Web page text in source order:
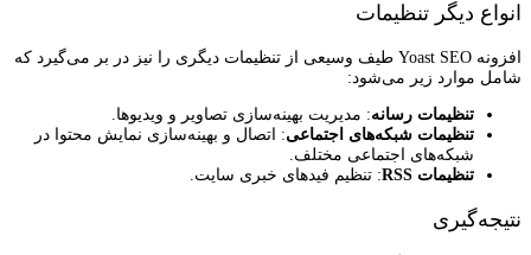
انواع دیگر تنظیمات
افزونه Yoast SEO طیف وسیعی از تنظیمات دیگری را نیز در بر می‌گیرد که
شامل موارد زیر می‌شود:
تنظیمات رسانه: مدیریت بهینه‌سازی تصاویر و ویدیوها.
تنظیمات شبکه‌های اجتماعی: اتصال و بهینه‌سازی نمایش محتوا در
شبکه‌های اجتماعی مختلف.
تنظیمات RSS
: تنظیم فیدهای خبری سایت.
نتیجه‌گیری